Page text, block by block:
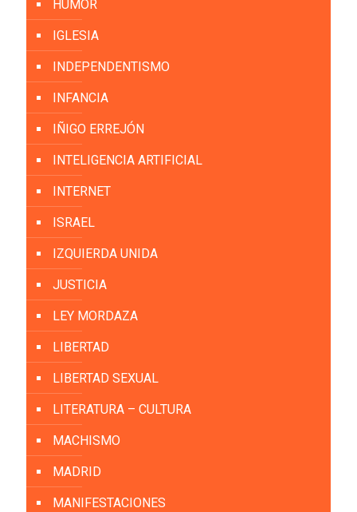
HUMOR
IGLESIA
INDEPENDENTISMO
INFANCIA
IÑIGO ERREJÓN
INTELIGENCIA ARTIFICIAL
INTERNET
ISRAEL
IZQUIERDA UNIDA
JUSTICIA
LEY MORDAZA
LIBERTAD
LIBERTAD SEXUAL
LITERATURA – CULTURA
MACHISMO
MADRID
MANIFESTACIONES